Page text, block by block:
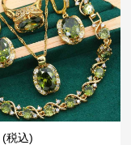
(税込)